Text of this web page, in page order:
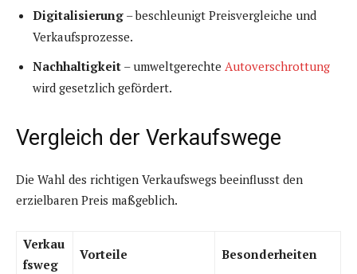
Digitalisierung – beschleunigt Preisvergleiche und
Verkaufsprozesse.
Nachhaltigkeit – umweltgerechte Autoverschrottung
wird gesetzlich gefördert.
Vergleich der Verkaufswege
Die Wahl des richtigen Verkaufswegs beeinflusst den
erzielbaren Preis maßgeblich.
Verkau
fsweg
Vorteile Besonderheiten